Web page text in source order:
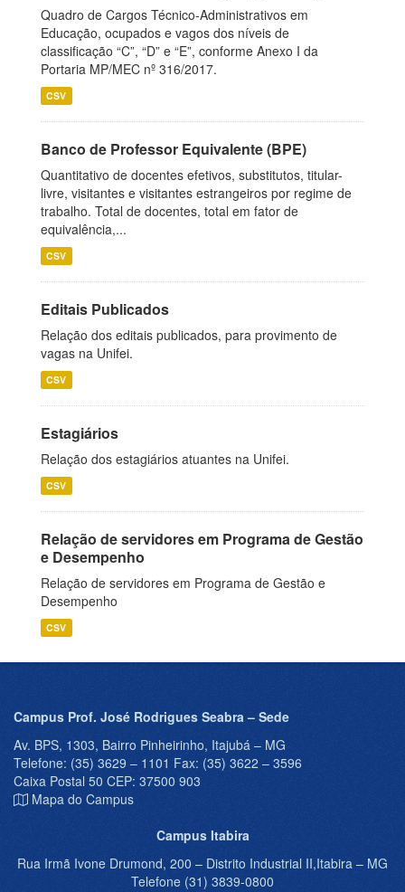
Quadro de Cargos Técnico-Administrativos em
Educação, ocupados e vagos dos níveis de
classificação “C”, “D” e “E”, conforme Anexo I da
Portaria MP/MEC nº 316/2017.
CSV
Banco de Professor Equivalente (BPE)
Quantitativo de docentes efetivos, substitutos, titular-
livre, visitantes e visitantes estrangeiros por regime de
trabalho. Total de docentes, total em fator de
equivalência,...
CSV
Editais Publicados
Relação dos editais publicados, para provimento de
vagas na Unifei.
CSV
Estagiários
Relação dos estagiários atuantes na Unifei.
CSV
Relação de servidores em Programa de Gestão
e Desempenho
Relação de servidores em Programa de Gestão e
Desempenho
CSV
Campus Prof. José Rodrigues Seabra – Sede
Av. BPS, 1303, Bairro Pinheirinho, Itajubá – MG
Telefone: (35) 3629 – 1101 Fax: (35) 3622 – 3596
Caixa Postal 50 CEP: 37500 903
Mapa do Campus
Campus Itabira
Rua Irmã Ivone Drumond, 200 – Distrito Industrial II,Itabira – MG
Telefone (31) 3839-0800